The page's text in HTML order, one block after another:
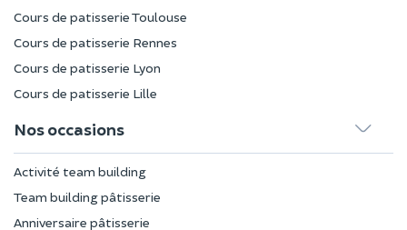
Cours de patisserie Toulouse
Cours de patisserie Rennes
Cours de patisserie Lyon
Cours de patisserie Lille
Nos occasions
Activité team building
Team building pâtisserie
Anniversaire pâtisserie